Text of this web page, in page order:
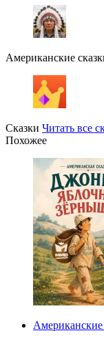
Американские
Сказки Читать все
Похожее
Американские